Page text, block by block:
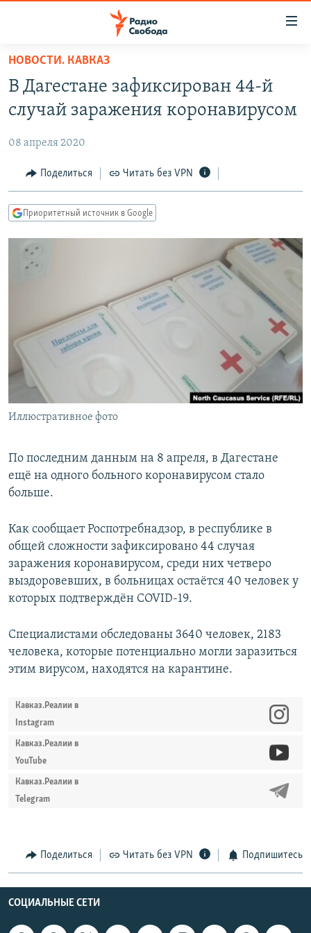
упрощенного
доступа
основному
Вернутся
главной
навигации
Вернутся
ПОДКАСТЫ
АВТОРСКИЕ ПРОЕКТЫ
ЦИТАТЫ СВОБОДЫ
МНЕНИЯ
IDEL.РЕАЛИИ
КАВКАЗ.РЕАЛИИ
СИБИРЬ.РЕАЛИИ
РАСПИСАНИЕ ВЕЩАНИЯ
ПОДПИШИТЕСЬ НА РАССЫЛКУ
СОЦИАЛЬНЫЕ СЕТИ
Все сайты РСЕ/РС
НОВОСТИ. КАВКАЗ
В Дагестане зафиксирован 44-й
случай заражения коронавирусом
08 апреля 2020
Поделиться Читать без VPN
Приоритетный источник в Google
Иллюстративное фото
По последним данным на 8 апреля, в Дагестане
ещё на одного больного коронавирусом стало
больше.
Как сообщает Роспотребнадзор, в республике в
общей сложности зафиксировано 44 случая
заражения коронавирусом, среди них четверо
выздоровевших, в больницах остаётся 40 человек у
которых подтверждён COVID-19.
Специалистами обследованы 3640 человек, 2183
человека, которые потенциально могли заразиться
этим вирусом, находятся на карантине.
Кавказ.Реалии в
Instagram
Кавказ.Реалии в
YouTube
Кавказ.Реалии в
Telegram
Поделиться Читать без VPN Подпишитесь
СОЦИАЛЬНЫЕ СЕТИ